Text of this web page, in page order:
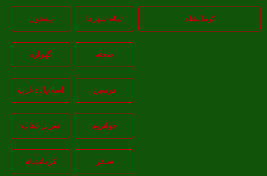
کرمانشاه تمام شهر‌ها بیستون
صحنه گهواره
هرسین اسلام‌‌آباد غرب
جوانرود سرپل ذهاب
سنقر کرمانشاه